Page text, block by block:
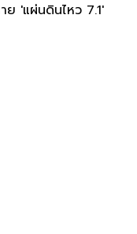
ย 'แผ่นดินไหว 7.1'